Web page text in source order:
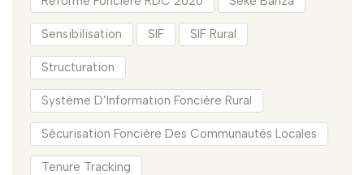
Sensibilisation SIF SIF Rural
Structuration
Système D’Information Foncière Rural
Sécurisation Foncière Des Communautés Locales
Tenure Tracking